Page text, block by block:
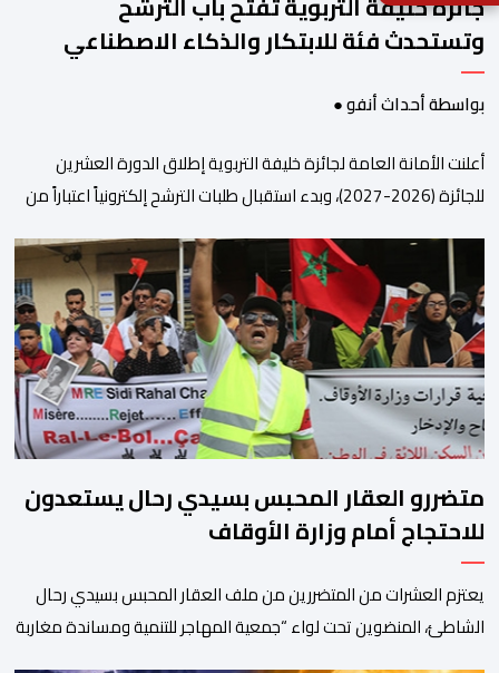
وتستحدث فئة للابتكار والذكاء الاصطناعي
بواسطة أحداث أنفو ●
أعلنت الأمانة العامة لجائزة خليفة التربوية إطلاق الدورة العشرين
للجائزة (2026-2027)، وبدء استقبال طلبات الترشح إلكترونياً اعتباراً من
أهمية خاصة لتزامنها مع مرور عشرين عاماً على انطلاق الجائزة،
وتشهد للمرة الأولى استحداث فئة “الابتكار والذكاء الاصطناعي في
التعليم”، إلى جانب طرح 10 مجالات […]
متضررو العقار المحبس بسيدي رحال يستعدون
للاحتجاج أمام وزارة الأوقاف
يعتزم العشرات من المتضررين من ملف العقار المحبس بسيدي رحال
الشاطئ، المنضوين تحت لواء “جمعية المهاجر للتنمية ومساندة مغاربة